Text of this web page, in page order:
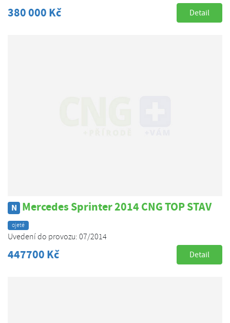
380 000 Kč Detail
N Mercedes Sprinter 2014 CNG TOP STAV
ojeté
Uvedení do provozu: 07/2014
447700 Kč Detail